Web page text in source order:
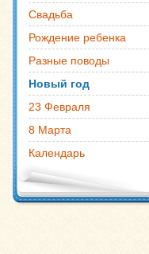
Свадьба
Рождение ребенка
Разные поводы
Новый год
23 Февраля
8 Марта
Календарь